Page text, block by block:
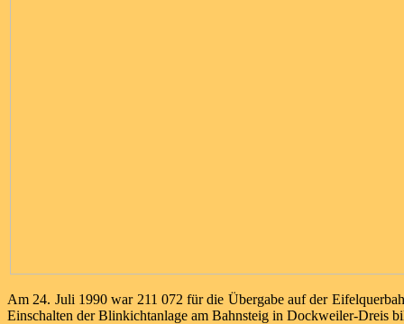
Am 24. Juli 1990 war 211 072 für die Übergabe auf der
Einschalten der Blinkichtanlage am Bahnsteig in Dockweiler-Dreis